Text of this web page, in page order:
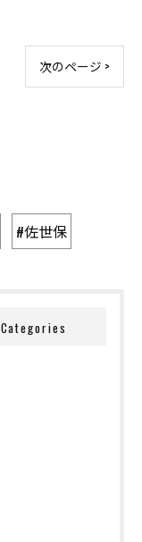
次のページ >
#佐世保
Categories